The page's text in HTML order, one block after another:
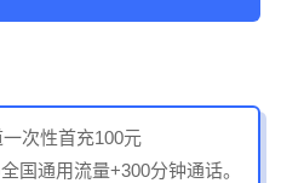
次性首充100元
国通用流量+300分钟通话。